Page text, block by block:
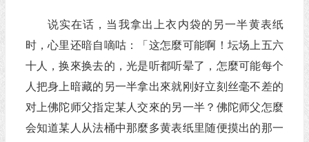
说实在话，当我拿出上衣内袋的另一半黄表纸
时，心里还暗自嘀咕：「这怎麼可能啊！坛场上五六
十人，换來换去的，光是听都听晕了，怎麼可能每个
人把身上暗藏的另一半拿出來就刚好立刻丝毫不差的
对上佛陀师父指定某人交來的另一半？佛陀师父怎麼
会知道某人从法桶中那麼多黄表纸里随便摸出的那一